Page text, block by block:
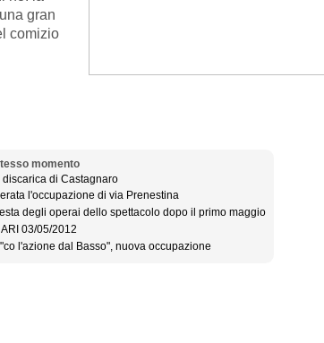
gran
comizio
momento
discarica di Castagnaro
l'occupazione di via Prenestina
degli operai dello spettacolo dopo il primo maggio
03/05/2012
l'azione dal Basso", nuova occupazione